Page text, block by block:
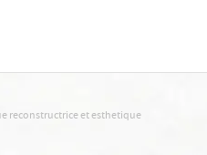
reconstructrice et esthetique